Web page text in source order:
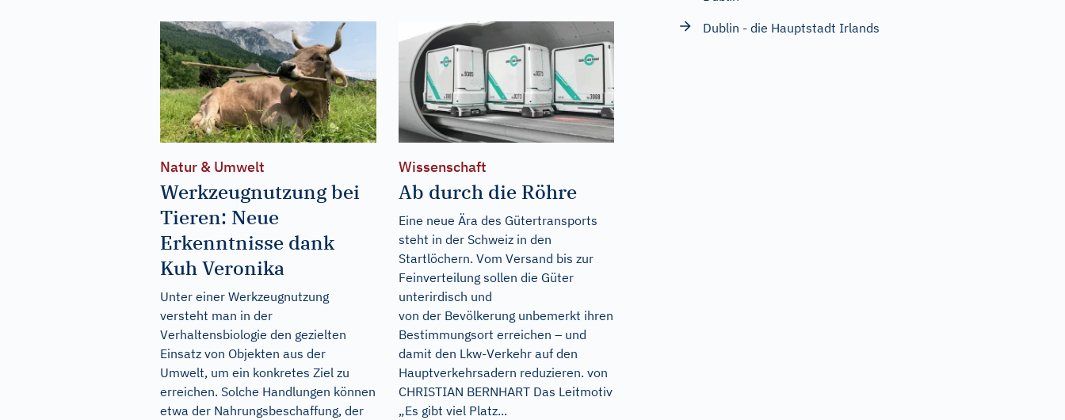
Natur & Umwelt
Werkzeugnutzung bei
Tieren: Neue
Erkenntnisse dank
Kuh Veronika
Unter einer Werkzeugnutzung
versteht man in der
Verhaltensbiologie den gezielten
Einsatz von Objekten aus der
Umwelt, um ein konkretes Ziel zu
erreichen. Solche Handlungen können
etwa der Nahrungsbeschaffung, der
Wissenschaft
Ab durch die Röhre
Eine neue Ära des Gütertransports
steht in der Schweiz in den
Startlöchern. Vom Versand bis zur
Feinverteilung sollen die Güter
unterirdisch und
von der Bevölkerung unbemerkt ihren
Bestimmungsort erreichen – und
damit den Lkw-Verkehr auf den
Hauptverkehrsadern reduzieren. von
CHRISTIAN BERNHART Das Leitmotiv
„Es gibt viel Platz...
Dublin - die Hauptstadt Irlands